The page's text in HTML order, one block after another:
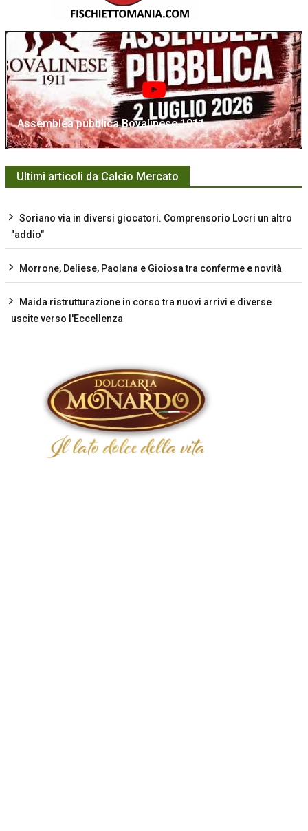
Assemblea pubblica Bovalinese 1911
Ultimi articoli da Calcio Mercato
Soriano via in diversi giocatori. Comprensorio Locri un altro
"addio"
Morrone, Deliese, Paolana e Gioiosa tra conferme e novità
Maida ristrutturazione in corso tra nuovi arrivi e diverse
uscite verso l'Eccellenza